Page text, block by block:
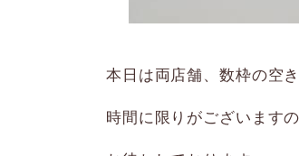
本日は両店舗、数枠の空
時間に限りがございます